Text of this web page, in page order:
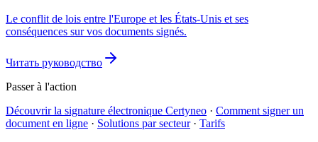
Le conflit de lois entre l'Europe et les États-Unis et ses
conséquences sur vos documents signés.
Читать руководство
Passer à l'action
Découvrir la signature électronique Certyneo · Comment signer un
document en ligne · Solutions par secteur· Tarifs